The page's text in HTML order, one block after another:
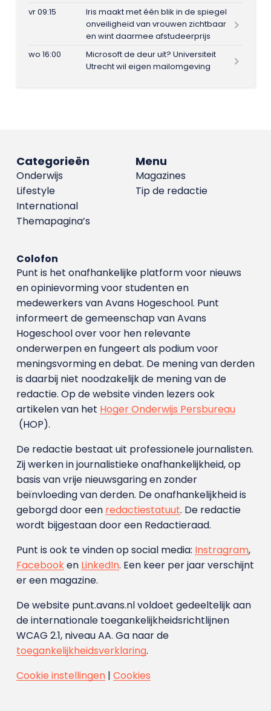
vr 09:15
Iris maakt met één blik in de spiegel
onveiligheid van vrouwen zichtbaar
en wint daarmee afstudeerprijs
wo 16:00
Microsoft de deur uit? Universiteit
Utrecht wil eigen mailomgeving
Menu
Magazines
Tip de redactie
Categorieën
Onderwijs
Lifestyle
International
Themapagina’s
Colofon
Punt is het onafhankelijke platform voor nieuws
en opinievorming voor studenten en
medewerkers van Avans Hoge­school. Punt
informeert de gemeenschap van Avans
Hogeschool over voor hen relevante
onderwerpen en fungeert als podium voor
meningsvorming en debat. De mening van derden
is daarbij niet noodzakelijk de mening van de
redactie. Op de website vinden lezers ook
artikelen van het Hoger Onderwijs Persbureau
(HOP).
De redactie bestaat uit professionele journalisten.
Zij werken in journalistieke onafhankelijkheid, op
basis van vrije nieuwsgaring en zonder
beïnvloeding van derden. De onafhankelijkheid is
geborgd door een redactiestatuut. De redactie
wordt bijgestaan door een Redactieraad.
Punt is ook te vinden op social media: Instragram,
Facebooken LinkedIn. Een keer per jaar verschijnt
er een magazine.
De website punt.avans.nl voldoet gedeeltelijk aan
de internationale toegankelijkheidsrichtlijnen
WCAG 2.1, niveau AA. Ga naar de
toegankelijkheidsverklaring.
Cookie instellingen| Cookies